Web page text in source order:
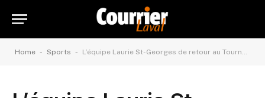
Home - Sports - L’équipe Laurie St-Georges de retour au Tournoi des cœurs Scotties